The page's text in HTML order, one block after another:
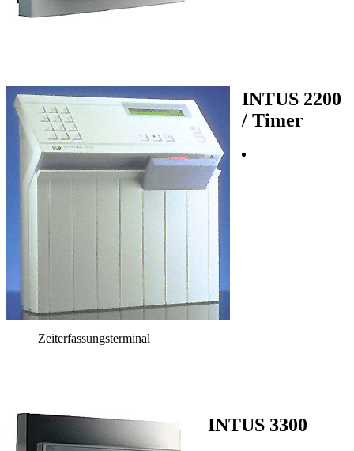
INTUS 2200
/ Timer
Zeiterfassungsterminal
INTUS 3300